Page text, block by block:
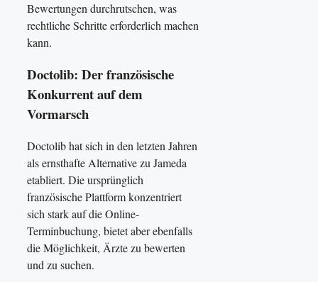
Bewertungen durchrutschen, was
rechtliche Schritte erforderlich machen
kann.
Doctolib: Der französische
Konkurrent auf dem
Vormarsch
Doctolib hat sich in den letzten Jahren
als ernsthafte Alternative zu Jameda
etabliert. Die ursprünglich
französische Plattform konzentriert
sich stark auf die Online-
Terminbuchung, bietet aber ebenfalls
die Möglichkeit, Ärzte zu bewerten
und zu suchen.